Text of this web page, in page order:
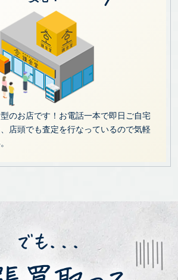
のお店です！お電話一本で即日ご自宅
店頭でも査定を行なっているので気軽